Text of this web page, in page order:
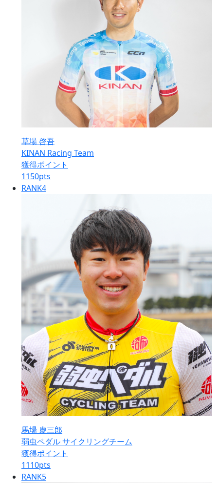
草場 啓吾
KINAN Racing Team
獲得ポイント
1150pts
RANK4
馬場 慶三郎
弱虫ペダル サイクリングチーム
獲得ポイント
1110pts
RANK5